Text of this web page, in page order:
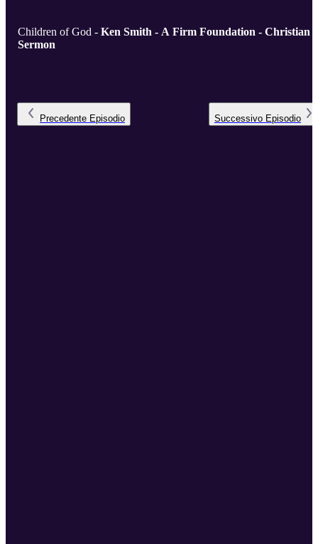
Children of God - Ken Smith - A Firm Foundation - Christian
Sermon
Precedente Episodio Successivo Episodio